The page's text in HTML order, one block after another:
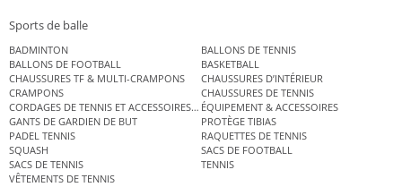
Sports de balle
BADMINTON
BALLONS DE TENNIS
BALLONS DE FOOTBALL
BASKETBALL
CHAUSSURES TF & MULTI-CRAMPONS
CHAUSSURES D’INTÉRIEUR
CRAMPONS
CHAUSSURES DE TENNIS
CORDAGES DE TENNIS ET ACCESSOIRES DE TENNISÉQUIPEMENT & ACCESSOIRES
GANTS DE GARDIEN DE BUT
PROTÈGE TIBIAS
PADEL TENNIS
RAQUETTES DE TENNIS
SQUASH
SACS DE FOOTBALL
SACS DE TENNIS
TENNIS
VÊTEMENTS DE TENNIS